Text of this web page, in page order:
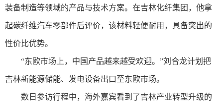
装备制造等领域的产品与技术方案。在吉林化纤集团，他拿
起碳纤维汽车零部件后评价，该材料轻便耐用，具备突出的
性价比优势。
“东欧市场上，中国产品越来越受欢迎。”刘合龙计划把
吉林新能源储能、发电设备出口至东欧市场。
数日参访行程中，海外嘉宾看到了吉林产业转型升级的